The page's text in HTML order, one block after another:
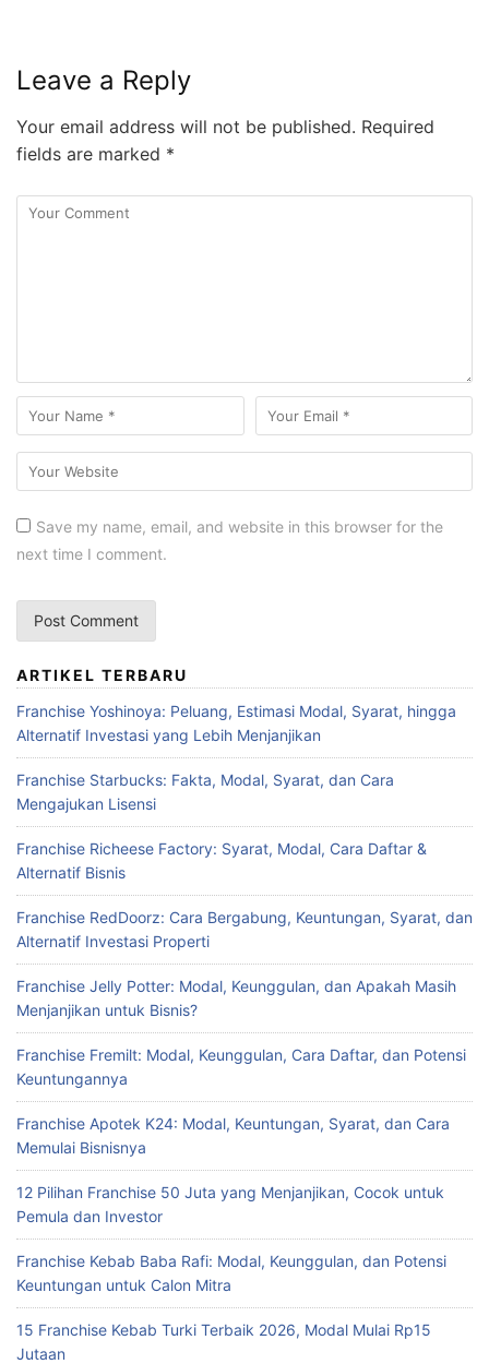
Leave a Reply
Your email address will not be published. Required
fields are marked *
Save my name, email, and website in this browser for the
next time I comment.
ARTIKEL TERBARU
Franchise Yoshinoya: Peluang, Estimasi Modal, Syarat, hingga
Alternatif Investasi yang Lebih Menjanjikan
Franchise Starbucks: Fakta, Modal, Syarat, dan Cara
Mengajukan Lisensi
Franchise Richeese Factory: Syarat, Modal, Cara Daftar &
Alternatif Bisnis
Franchise RedDoorz: Cara Bergabung, Keuntungan, Syarat, dan
Alternatif Investasi Properti
Franchise Jelly Potter: Modal, Keunggulan, dan Apakah Masih
Menjanjikan untuk Bisnis?
Franchise Fremilt: Modal, Keunggulan, Cara Daftar, dan Potensi
Keuntungannya
Franchise Apotek K24: Modal, Keuntungan, Syarat, dan Cara
Memulai Bisnisnya
12 Pilihan Franchise 50 Juta yang Menjanjikan, Cocok untuk
Pemula dan Investor
Franchise Kebab Baba Rafi: Modal, Keunggulan, dan Potensi
Keuntungan untuk Calon Mitra
15 Franchise Kebab Turki Terbaik 2026, Modal Mulai Rp15
Jutaan